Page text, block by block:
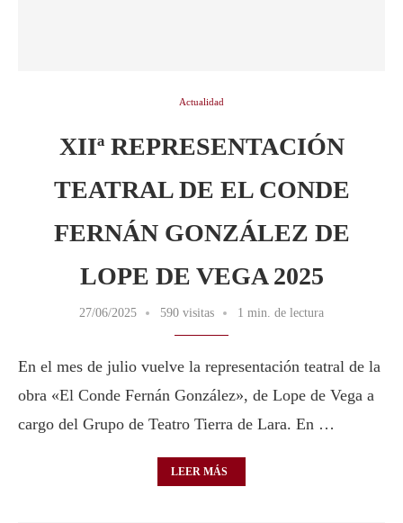
Actualidad
XIIª REPRESENTACIÓN
TEATRAL DE EL CONDE
FERNÁN GONZÁLEZ DE
LOPE DE VEGA 2025
27/06/2025 590 visitas 1 min. de lectura
En el mes de julio vuelve la representación teatral de la
obra «El Conde Fernán González», de Lope de Vega a
cargo del Grupo de Teatro Tierra de Lara. En …
LEER MÁS